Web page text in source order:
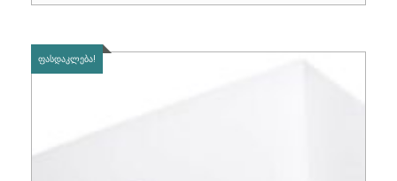
ᲤᲐᲡᲓᲐᲙᲚᲔᲑᲐ!